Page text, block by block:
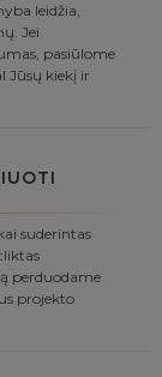
leidžia,
Jei
pasiūlome
Jūsų kiekį ir
suderintas
perduodame
projekto